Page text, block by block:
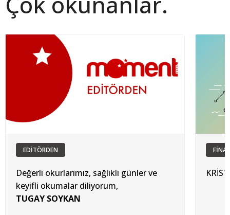
EDİTÖRDEN
Değerli okurlarımız, sağlıklı günler ve
keyifli okumalar diliyorum,
TUGAY SOYKAN